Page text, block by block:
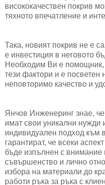
висококачествен покрив
тяхното впечатление и
Така, новият покрив не е
е инвестиция в неговото
Необходим Ви е помощник,
тези фактори и е посветен
неповторимо качество и
Янчов Инженеринг знае, че
имат свои уникални нужди
индивидуален подход към
гарантират, че всеки
бъде изпълнен с
съвършенство и лично
избора на материали до
работи ръка за ръка с